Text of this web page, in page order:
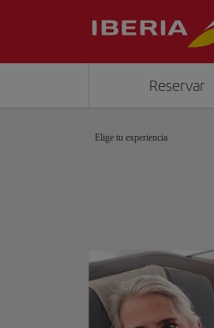
Reservar
Elige tu experiencia